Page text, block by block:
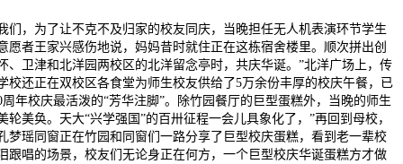
为了让不克不及归家的校友同庆，当晚担任无人机表演环节学生
愿者王家兴感伤地说，妈妈昔时就住正在这栋宿舍楼里。顺次拼出创
、卫津和北洋园两校区的北洋留念亭时，共庆华诞。”北洋广场上，传
校还正在双校区各食堂为师生校友供给了5万余份丰厚的校庆午餐，已
周年校庆最活泼的“芳华注脚”。除竹园餐厅的巨型蛋糕外，当晚的师生
轮美奂。天大“兴学强国”的百卅征程一会儿具象化了，”再回到母校，
梦瑶同窗正在竹园和同窗们一路分享了巨型校庆蛋糕，看到老一辈校
跟唱的场景，校友们无论身正在何方，一个巨型校庆华诞蛋糕方才做